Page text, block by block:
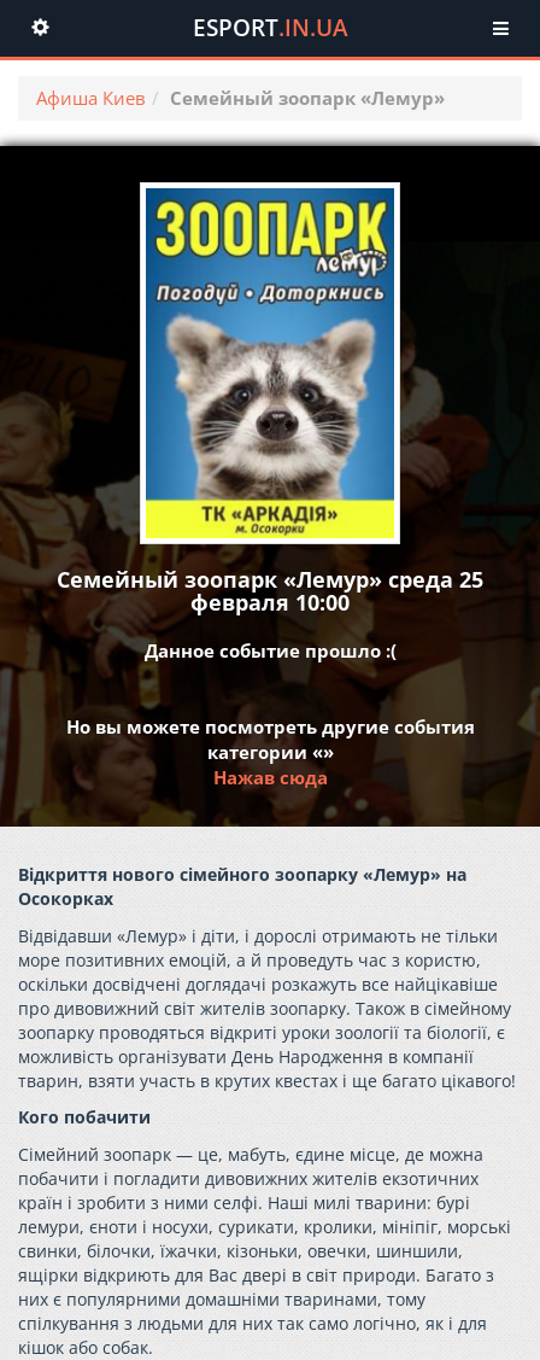
Toggle
navigation
ESPORT.IN.UA
Афиша Киев Семейный зоопарк «Лемур»
Семейный зоопарк «Лемур» среда 25
февраля 10:00
Данное событие прошло :(
Но вы можете посмотреть другие события
категории «»
Нажав сюда
Відкриття нового сімейного зоопарку «Лемур» на
Осокорках
Відвідавши «Лемур» і діти, і дорослі отримають не тільки
море позитивних емоцій, а й проведуть час з користю,
оскільки досвідчені доглядачі розкажуть все найцікавіше
про дивовижний світ жителів зоопарку. Також в сімейному
зоопарку проводяться відкриті уроки зоології та біології, є
можливість організувати День Народження в компанії
тварин, взяти участь в крутих квестах і ще багато цікавого!
Кого побачити
Сімейний зоопарк — це, мабуть, єдине місце, де можна
побачити і погладити дивовижних жителів екзотичних
країн і зробити з ними селфі. Наші милі тварини: бурі
лемури, єноти і носухи, сурикати, кролики, мініпіг, морські
свинки, білочки, їжачки, кізоньки, овечки, шиншили,
ящірки відкриють для Вас двері в світ природи. Багато з
них є популярними домашніми тваринами, тому
спілкування з людьми для них так само логічно, як і для
кішок або собак.